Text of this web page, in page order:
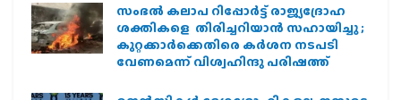
സംഭൽ കലാപ റിപ്പോർട്ട് രാജ്യദ്രോഹ
ശക്തികളെ തിരിച്ചറിയാൻ സഹായിച്ചു ;
കുറ്റക്കാർക്കെതിരെ കർശന നടപടി
വേണമെന്ന് വിശ്വഹിന്ദു പരിഷത്ത്